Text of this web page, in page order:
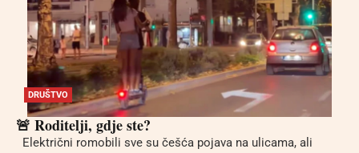
DRUŠTVO
🚨 Roditelji, gdje ste?
Električni romobili sve su češća pojava na ulicama, ali